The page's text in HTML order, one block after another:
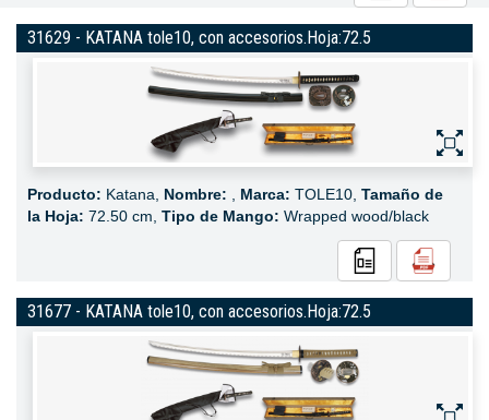
31629 - KATANA tole10, con accesorios.Hoja:72.5
Producto: Katana, Nombre: Marca: TOLE10, Tamaño de
la Hoja: 72.50 cm, Tipo de Mango: Wrapped wood/black
31677 - KATANA tole10, con accesorios.Hoja:72.5